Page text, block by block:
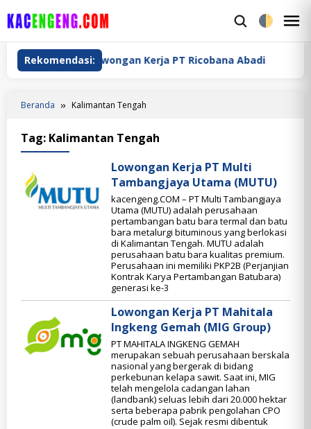
Rekomendasi:Lowongan Kerja PT Ricobana Abadi
Beranda Kalimantan Tengah
Tag: Kalimantan Tengah
Lowongan Kerja PT Multi
Tambangjaya Utama (MUTU)
kacengeng.COM – PT Multi Tambangjaya
Utama (MUTU) adalah perusahaan
pertambangan batu bara termal dan batu
bara metalurgi bituminous yang berlokasi
di Kalimantan Tengah. MUTU adalah
perusahaan batu bara kualitas premium.
Perusahaan ini memiliki PKP2B (Perjanjian
Kontrak Karya Pertambangan Batubara)
generasi ke-3
Lowongan Kerja PT Mahitala
Ingkeng Gemah (MIG Group)
PT MAHITALA INGKENG GEMAH
merupakan sebuah perusahaan berskala
nasional yang bergerak di bidang
perkebunan kelapa sawit. Saat ini, MIG
telah mengelola cadangan lahan
(landbank) seluas lebih dari 20.000 hektar
serta beberapa pabrik pengolahan CPO
(crude palm oil). Sejak resmi dibentuk